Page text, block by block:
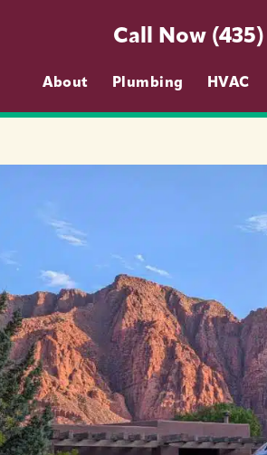
Call Now (435)
About Plumbing HVAC